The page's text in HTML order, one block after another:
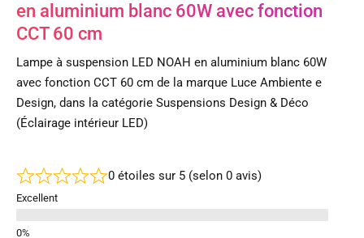
en aluminium blanc 60W avec fonction
CCT 60 cm
Lampe à suspension LED NOAH en aluminium blanc 60W
avec fonction CCT 60 cm de la marque Luce Ambiente e
Design, dans la catégorie Suspensions Design & Déco
(Éclairage intérieur LED)
0 étoiles sur 5 (selon 0 avis)
Excellent